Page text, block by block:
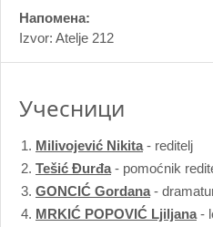
Напомена:
Izvor: Atelje 212
Учесници
1. Milivojević Nikita- reditelj
2. Tešić Đurđa- pomoćnik
3. GONCIĆ Gordana-
4. MRKIĆ POPOVIĆ Ljiljana-